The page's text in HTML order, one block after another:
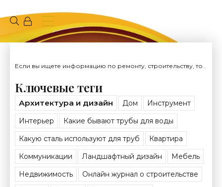
Если вы ищете информацию по ремонту, строительству, то вы попали на нужный сайт.
Ключевые теги
Архитектура и дизайн Дом
Инструмент
Интерьер
Какие бывают трубы для воды
Какую сталь используют для труб
Квартира
Коммуникации
Ландшафтный дизайн
Мебель
Недвижимость
Онлайн журнал о строительстве